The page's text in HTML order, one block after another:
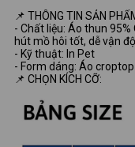
📌 THÔNG TIN SẢN
- Chất liệu: Áo thun
hút mồ hôi tốt, dễ vận
- Kỹ thuật: In Pet
- Form dáng: Áo
📌 CHỌN KÍCH CỠ: